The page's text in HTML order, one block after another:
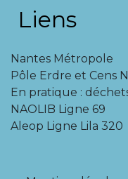
Liens
Nantes Métropole
Pôle Erdre et Cens
En pratique :
NAOLIB Ligne 69
Aleop Ligne Lila 320